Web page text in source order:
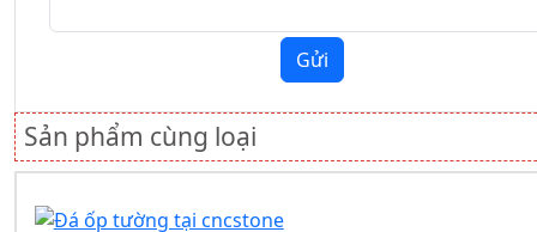
Gửi
Sản phẩm cùng loại